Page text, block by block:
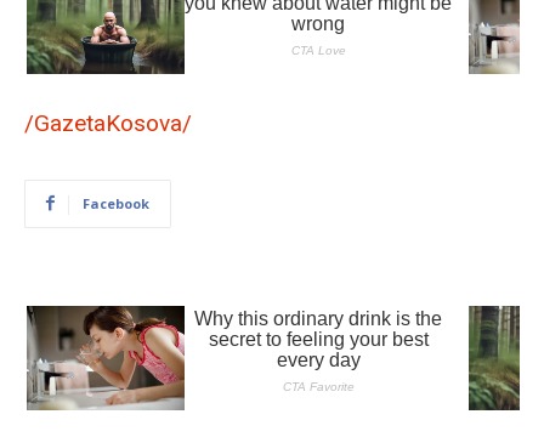
/GazetaKosova/
Facebook